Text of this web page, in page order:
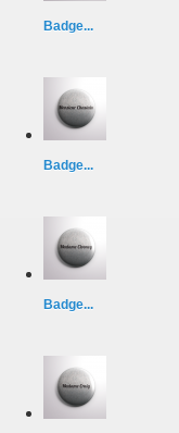
Badge...
Badge...
Badge...